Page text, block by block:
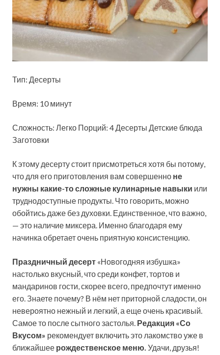
Тип: Десерты
Время: 10 минут
Сложность: Легко Порций: 4 Десерты Детские блюда
Заготовки
К этому десерту стоит присмотреться хотя бы потому,
что для его приготовления вам совершенно не
нужны какие-то сложные кулинарные навыки или
труднодоступные продукты. Что говорить, можно
обойтись даже без духовки. Единственное, что важно,
— это наличие миксера. Именно благодаря ему
начинка обретает очень приятную консистенцию.
Праздничный десерт «Новогодняя избушка»
настолько вкусный, что среди конфет, тортов и
мандаринов гости, скорее всего, предпочтут именно
его. Знаете почему? В нём нет приторной сладости, он
невероятно нежный и легкий, а еще очень красивый.
Самое то после сытного застолья. Редакция «Со
Вкусом» рекомендует включить это лакомство уже в
ближайшее рождественское меню. Удачи, друзья!